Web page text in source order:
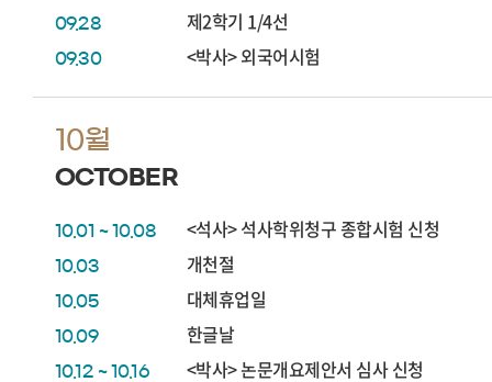
09.28 제2학기 1/4선
09.30 <박사> 외국어시험
10월
OCTOBER
10.01 ~ 10.08 <석사> 석사학위청구 종합시험 신청
10.03 개천절
10.05 대체휴업일
10.09 한글날
10.12 ~ 10.16 <박사> 논문개요제안서 심사 신청